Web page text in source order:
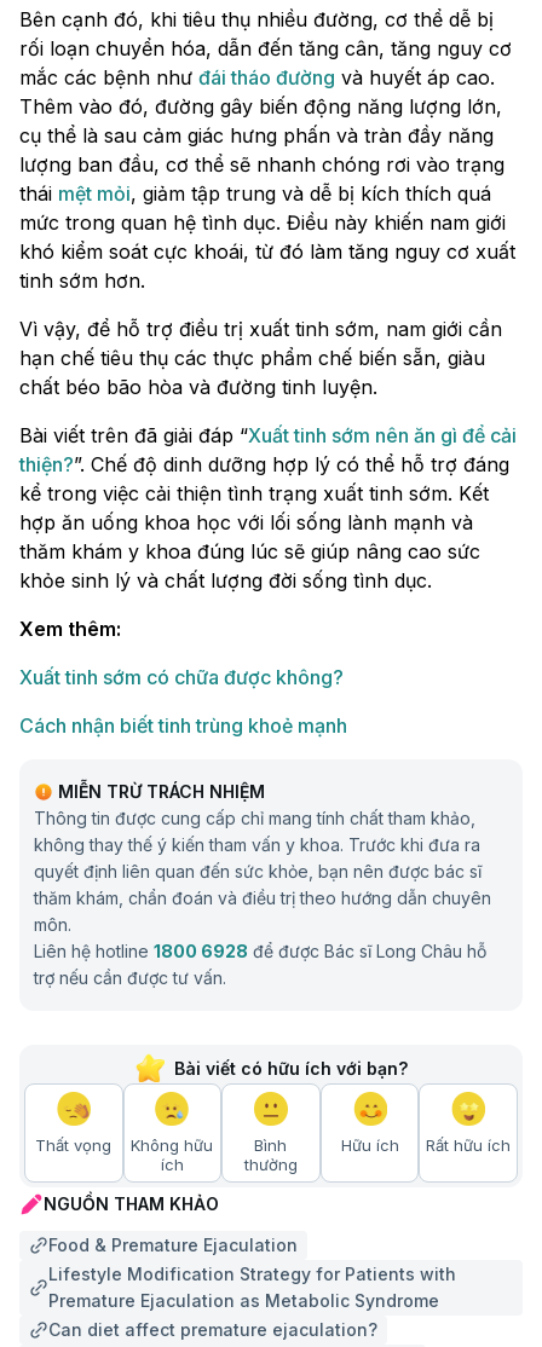
Bên cạnh đó, khi tiêu thụ nhiều đường, cơ thể dễ bị
rối loạn chuyển hóa, dẫn đến tăng cân, tăng nguy cơ
mắc các bệnh như đái tháo đường và huyết áp cao.
Thêm vào đó, đường gây biến động năng lượng lớn,
cụ thể là sau cảm giác hưng phấn và tràn đầy năng
lượng ban đầu, cơ thể sẽ nhanh chóng rơi vào trạng
thái mệt mỏi, giảm tập trung và dễ bị kích thích quá
mức trong quan hệ tình dục. Điều này khiến nam giới
khó kiểm soát cực khoái, từ đó làm tăng nguy cơ xuất
tinh sớm hơn.
Vì vậy, để hỗ trợ điều trị xuất tinh sớm, nam giới cần
hạn chế tiêu thụ các thực phẩm chế biến sẵn, giàu
chất béo bão hòa và đường tinh luyện.
Bài viết trên đã giải đáp “Xuất tinh sớm nên ăn gì​ để cải
thiện?”. Chế độ dinh dưỡng hợp lý có thể hỗ trợ đáng
kể trong việc cải thiện tình trạng xuất tinh sớm. Kết
hợp ăn uống khoa học với lối sống lành mạnh và
thăm khám y khoa đúng lúc sẽ giúp nâng cao sức
khỏe sinh lý và chất lượng đời sống tình dục.
Xem thêm:
Xuất tinh sớm có chữa được không?
Cách nhận biết tinh trùng khoẻ mạnh
MIỄN TRỪ TRÁCH NHIỆM
Thông tin được cung cấp chỉ mang tính chất tham khảo,
không thay thế ý kiến tham vấn y khoa. Trước khi đưa ra
quyết định liên quan đến sức khỏe, bạn nên được bác sĩ
thăm khám, chẩn đoán và điều trị theo hướng dẫn chuyên
môn.
Liên hệ hotline 1800 6928 để được Bác sĩ Long Châu hỗ
trợ nếu cần được tư vấn.
Bài viết có hữu ích với bạn?
Thất vọng
Không hữu
ích
Bình
thường
Hữu ích Rất hữu ích
NGUỒN THAM KHẢO
Food & Premature Ejaculation
Lifestyle Modification Strategy for Patients with
Premature Ejaculation as Metabolic Syndrome
Can diet affect premature ejaculation?